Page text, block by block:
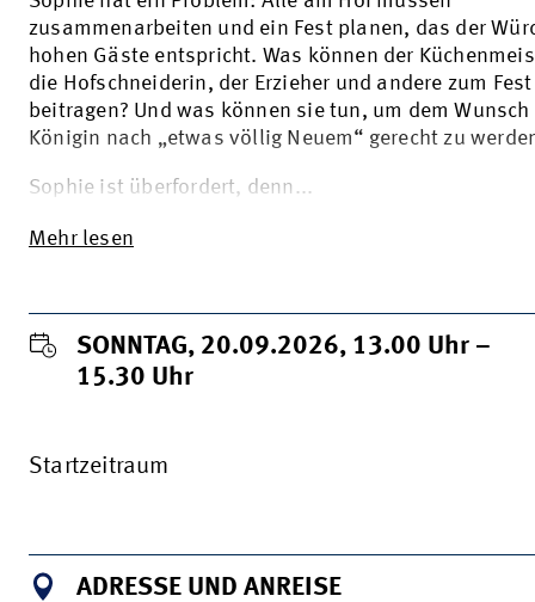
zusammenarbeiten und ein Fest planen, das der
hohen Gäste entspricht. Was können der
die Hofschneiderin, der Erzieher und andere zum Fest
beitragen? Und was können sie tun, um dem Wunsch
Königin nach „etwas völlig Neuem“ gerecht zu
Sophie ist überfordert, denn...
Mehr lesen
SONNTAG, 20.09.2026, 13.00 Uhr
15.30 Uhr
Startzeitraum
ADRESSE UND ANREISE